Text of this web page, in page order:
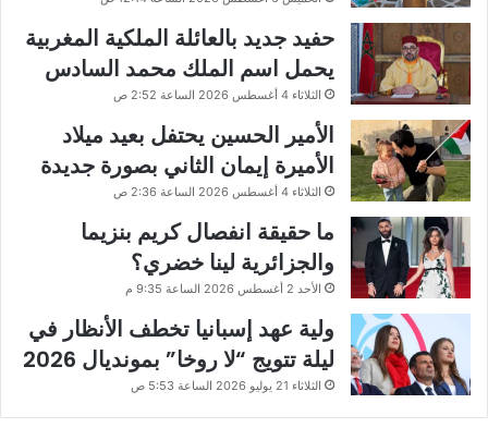
حفيد جديد بالعائلة الملكية المغربية
يحمل اسم الملك محمد السادس
الثلاثاء 4 أغسطس 2026 الساعة 2:52 ص
الأمير الحسين يحتفل بعيد ميلاد
الأميرة إيمان الثاني بصورة جديدة
الثلاثاء 4 أغسطس 2026 الساعة 2:36 ص
ما حقيقة انفصال كريم بنزيما
والجزائرية لينا خضري؟
الأحد 2 أغسطس 2026 الساعة 9:35 م
ولية عهد إسبانيا تخطف الأنظار في
ليلة تتويج “لا روخا” بمونديال 2026
الثلاثاء 21 يوليو 2026 الساعة 5:53 ص